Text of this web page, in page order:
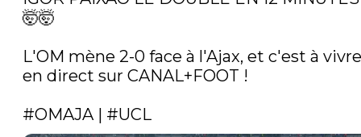
🤯🤯
L'OM mène 2-0 face à l'Ajax, et c'est à vivre
en direct sur CANAL+FOOT !
#OMAJA | #UCL